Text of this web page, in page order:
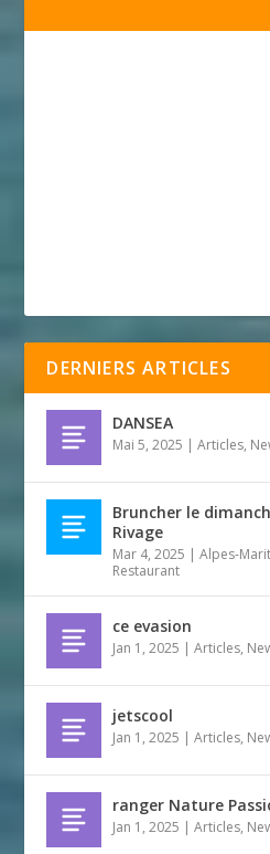
DERNIERS ARTICLES
DANSEA
Mai 5, 2025 |Articles,
Bruncher le
Rivage
Mar 4, 2025 |Alpes-
Restaurant
ce evasion
Jan 1, 2025 |Articles,
jetscool
Jan 1, 2025 |Articles,
ranger Nature
Jan 1, 2025 |Articles,